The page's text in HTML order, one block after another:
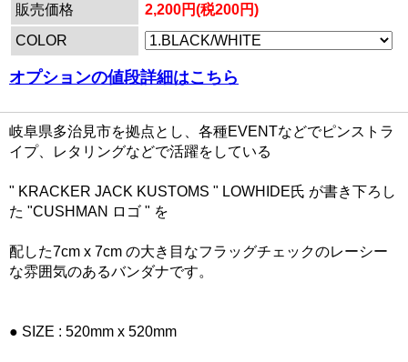
販売価格
2,200円(税200円)
COLOR
オプションの値段詳細はこちら
岐阜県多治見市を拠点とし、各種EVENTなどでピンストラ
イプ、レタリングなどで活躍をしている
" KRACKER JACK KUSTOMS " LOWHIDE氏 が書き下ろし
た "CUSHMAN ロゴ " を
配した7cm x 7cm の大き目なフラッグチェックのレーシー
な雰囲気のあるバンダナです。
● SIZE : 520mm x 520mm